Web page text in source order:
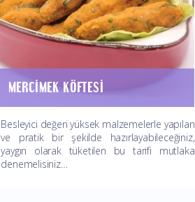
MERCIMEK KÖFTESI
Besleyici değeri yüksek malzemelerle yapılan
ve pratik bir şekilde hazırlayabileceğiniz,
yaygın olarak tüketilen bu tarifi mutlaka
denemelisiniz…